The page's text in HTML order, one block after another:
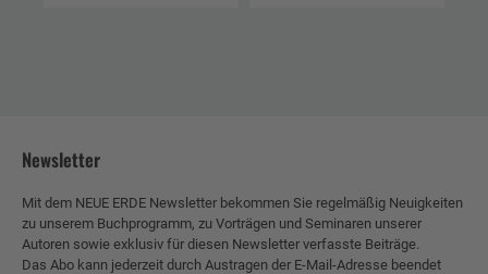
Newsletter
Mit dem NEUE ERDE Newsletter bekommen Sie regelmäßig Neuigkeiten
zu unserem Buchprogramm, zu Vorträgen und Seminaren unserer
Autoren sowie exklusiv für diesen Newsletter verfasste Beiträge.
Das Abo kann jederzeit durch Austragen der E-Mail-Adresse beendet